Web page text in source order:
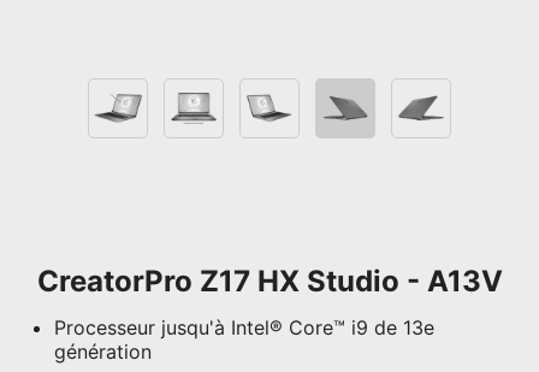
CreatorPro Z17 HX Studio - A13V
Processeur jusqu'à Intel® Core™ i9 de 13e
génération